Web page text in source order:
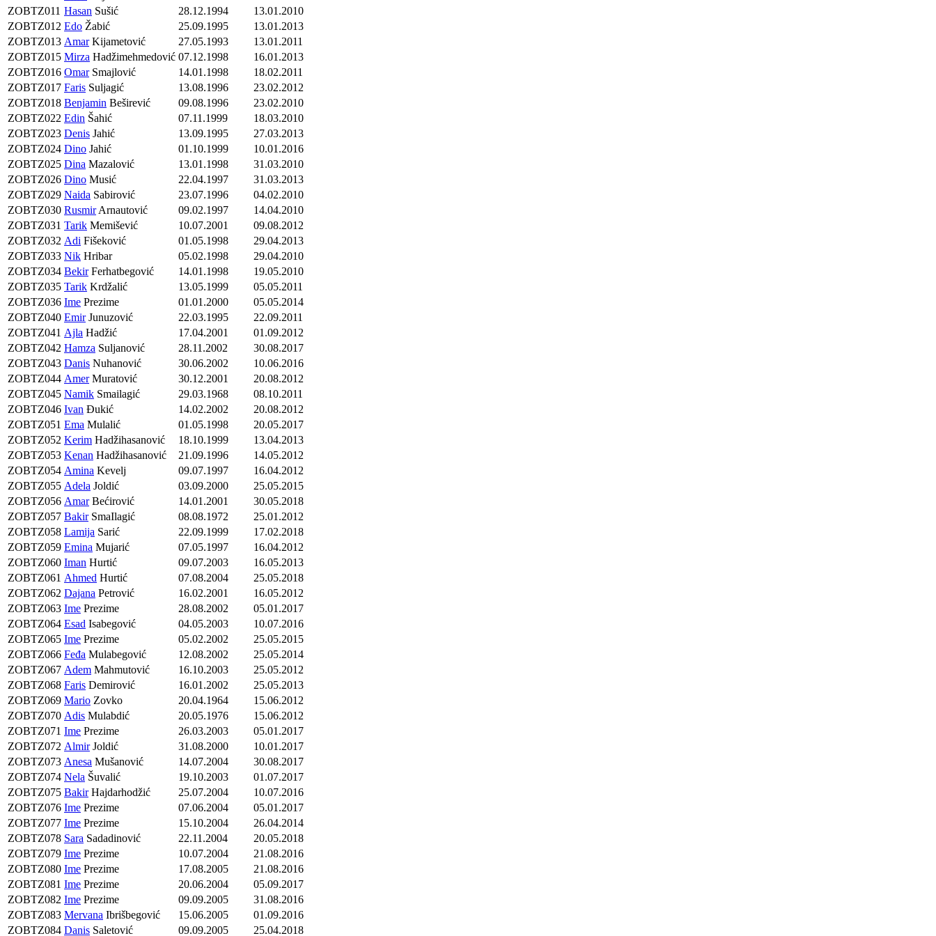
ZOBTZ011 Hasan Sušić 28.12.1994
13.01.2010
ZOBTZ012 Edo Žabić 25.09.1995
13.01.2013
ZOBTZ013 AmarKijametović 27.05.1993
13.01.2011
ZOBTZ015 Mirza Hadžimehmedović 07.12.1998
16.01.2013
ZOBTZ016 OmarSmajlović 14.01.1998
18.02.2011
ZOBTZ017 Faris Suljagić 13.08.1996
23.02.2012
ZOBTZ018 Benjamin Beširević 09.08.1996
23.02.2010
ZOBTZ022 Edin Šahić 07.11.1999
18.03.2010
ZOBTZ023 Denis Jahić 13.09.1995
27.03.2013
ZOBTZ024 Dino Jahić 01.10.1999
10.01.2016
ZOBTZ025 Dina Mazalović 13.01.1998
31.03.2010
ZOBTZ026 Dino Musić 22.04.1997
31.03.2013
ZOBTZ029 Naida Sabirović 23.07.1996
04.02.2010
ZOBTZ030 RusmirArnautović 09.02.1997
14.04.2010
ZOBTZ031 Tarik Memišević 10.07.2001
09.08.2012
ZOBTZ032 Adi Fišeković 01.05.1998
29.04.2013
ZOBTZ033 Nik Hribar 05.02.1998
29.04.2010
ZOBTZ034 BekirFerhatbegović 14.01.1998
19.05.2010
ZOBTZ035 Tarik Krdžalić 13.05.1999
05.05.2011
ZOBTZ036 Ime Prezime 01.01.2000
05.05.2014
ZOBTZ040 EmirJunuzović 22.03.1995
22.09.2011
ZOBTZ041 Ajla Hadžić 17.04.2001
01.09.2012
ZOBTZ042 Hamza Suljanović 28.11.2002
30.08.2017
ZOBTZ043 Danis Nuhanović 30.06.2002
10.06.2016
ZOBTZ044 AmerMuratović 30.12.2001
20.08.2012
ZOBTZ045 Namik Smailagić 29.03.1968
08.10.2011
ZOBTZ046 Ivan Đukić 14.02.2002
20.08.2012
ZOBTZ051 Ema Mulalić 01.05.1998
20.05.2017
ZOBTZ052 Kerim Hadžihasanović 18.10.1999
13.04.2013
ZOBTZ053 Kenan Hadžihasanović 21.09.1996
14.05.2012
ZOBTZ054 Amina Kevelj 09.07.1997
16.04.2012
ZOBTZ055 Adela Joldić 03.09.2000
25.05.2015
ZOBTZ056 AmarBećirović 14.01.2001
30.05.2018
ZOBTZ057 BakirSmaIlagić 08.08.1972
25.01.2012
ZOBTZ058 Lamija Sarić 22.09.1999
17.02.2018
ZOBTZ059 Emina Mujarić 07.05.1997
16.04.2012
ZOBTZ060 Iman Hurtić 09.07.2003
16.05.2013
ZOBTZ061 Ahmed Hurtić 07.08.2004
25.05.2018
ZOBTZ062 Dajana Petrović 16.02.2001
16.05.2012
ZOBTZ063 Ime Prezime 28.08.2002
05.01.2017
ZOBTZ064 Esad Isabegović 04.05.2003
10.07.2016
ZOBTZ065 Ime Prezime 05.02.2002
25.05.2015
ZOBTZ066 Feđa Mulabegović 12.08.2002
25.05.2014
ZOBTZ067 Adem Mahmutović 16.10.2003
25.05.2012
ZOBTZ068 Faris Demirović 16.01.2002
25.05.2013
ZOBTZ069 Mario Zovko 20.04.1964
15.06.2012
ZOBTZ070 Adis Mulabdić 20.05.1976
15.06.2012
ZOBTZ071 Ime Prezime 26.03.2003
05.01.2017
ZOBTZ072 AlmirJoldić 31.08.2000
10.01.2017
ZOBTZ073 Anesa Mušanović 14.07.2004
30.08.2017
ZOBTZ074 Nela Šuvalić 19.10.2003
01.07.2017
ZOBTZ075 BakirHajdarhodžić 25.07.2004
10.07.2016
ZOBTZ076 Ime Prezime 07.06.2004
05.01.2017
ZOBTZ077 Ime Prezime 15.10.2004
26.04.2014
ZOBTZ078 Sara Sadadinović 22.11.2004
20.05.2018
ZOBTZ079 Ime Prezime 10.07.2004
21.08.2016
ZOBTZ080 Ime Prezime 17.08.2005
21.08.2016
ZOBTZ081 Ime Prezime 20.06.2004
05.09.2017
ZOBTZ082 Ime Prezime 09.09.2005
31.08.2016
ZOBTZ083 Mervana Ibrišbegović 15.06.2005
01.09.2016
ZOBTZ084 Danis Saletović 09.09.2005 25.04.2018